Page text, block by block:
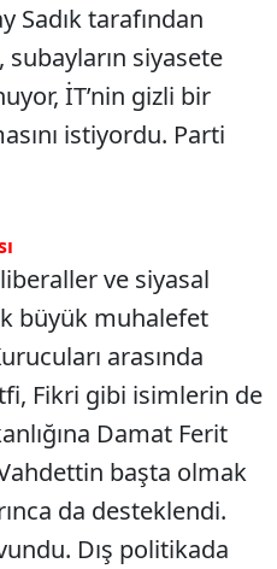
Sadık tarafından
subayların siyasete
İT’nin gizli bir
istiyordu. Parti
liberaller ve siyasal
büyük muhalefet
arasında
Fikri gibi isimlerin de
Damat Ferit
başta olmak
da desteklendi.
Dış politikada